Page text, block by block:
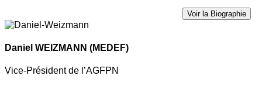
Voir la Biographie
Daniel WEIZMANN (MEDEF)
Vice-Président de l’AGFPN